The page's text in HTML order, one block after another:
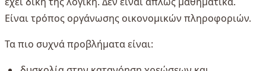
Είναι τρόπος οργάνωσης οικονομικών πληροφοριών.
Τα πιο συχνά προβλήματα είναι: